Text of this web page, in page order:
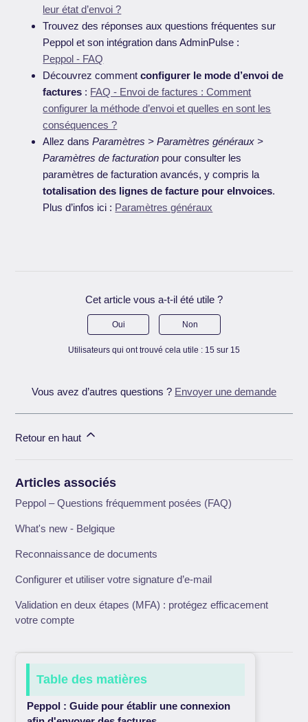
leur état d’envoi ?
Trouvez des réponses aux questions fréquentes sur
Peppol et son intégration dans AdminPulse :
Peppol - FAQ
Découvrez commentconfigurer le mode d’envoi de
factures : FAQ - Envoi de factures : Comment
configurer la méthode d’envoi et quelles en sont les
conséquences ?
Allez dansParamètres > Paramètres généraux >
Paramètres de facturation pour consulter les
paramètres de facturation avancés, y compris la
totalisation des lignes de facture pour eInvoices.
Plus d’infos ici : Paramètres généraux
Cet article vous a-t-il été utile ?
Oui Non
Utilisateurs qui ont trouvé cela utile : 15 sur 15
Vous avez d’autres questions ? Envoyer une demande
Retour en haut
Articles associés
Peppol – Questions fréquemment posées (FAQ)
What's new - Belgique
Reconnaissance de documents
Configurer et utiliser votre signature d’e-mail
Validation en deux étapes (MFA) : protégez efficacement
votre compte
Table des matières
Peppol : Guide pour établir une connexion